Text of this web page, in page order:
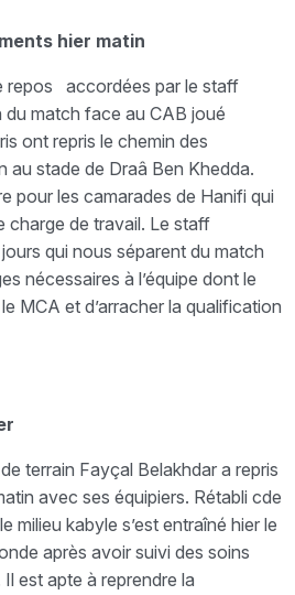
hier matin
repos accordées par le staff
du match face au CAB joué
ont repris le chemin des
au stade de Draâ Ben Khedda.
pour les camarades de Hanifi qui
charge de travail. Le staff
qui nous séparent du match
nécessaires à l’équipe dont le
MCA et d’arracher la qualification
terrain Fayçal Belakhdar a repris
avec ses équipiers. Rétabli cde
milieu kabyle s’est entraîné hier le
après avoir suivi des soins
est apte à reprendre la